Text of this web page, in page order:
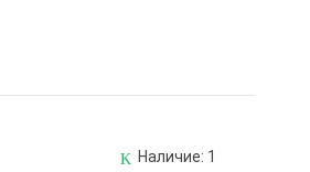
Наличие: 1